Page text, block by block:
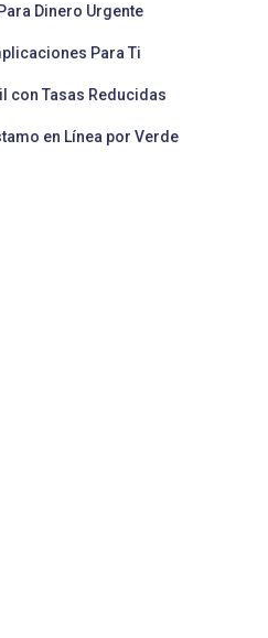
Dinero Urgente
Para Ti
con Tasas Reducidas
en Línea por Verde